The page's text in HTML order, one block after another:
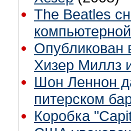
The Beatles
Опубликован
Хизер Миллз
Шон Леннон
питерском
Коробка